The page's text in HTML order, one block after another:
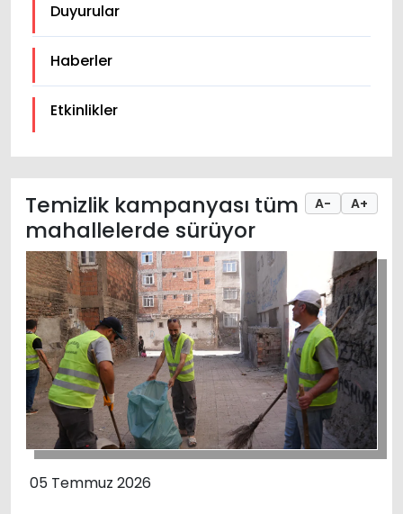
Duyurular
Haberler
Etkinlikler
A- A+
Temizlik kampanyası tüm
mahallelerde sürüyor
05 Temmuz 2026